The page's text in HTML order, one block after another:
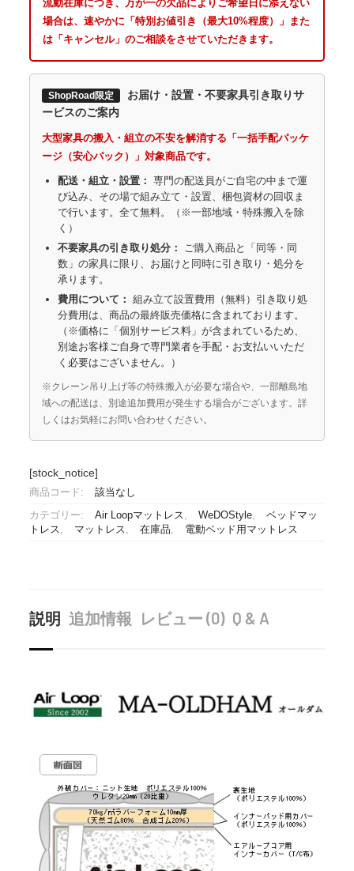
流動在庫につき、万が一の欠品によりご希望日に添えない
場合は、速やかに「特別お値引き（最大10%程度）」また
は「キャンセル」のご相談をさせていただきます。
ShopRoad限定
お届け・設置・不要家具引き取りサ
ービスのご案内
大型家具の搬入・組立の不安を解消する「一括手配パッケ
ージ（安心パック）」対象商品です。
配送・組立・設置： 専門の配送員がご自宅の中まで運
び込み、その場で組み立て・設置、梱包資材の回収ま
で行います。全て無料。（※一部地域・特殊搬入を除
く）
不要家具の引き取り処分：
ご購入商品と「同等・同
数」の家具に限り、お届けと同時に引き取り・処分を
承ります。
費用について： 組み立て設置費用（無料）引き取り処
分費用は、商品の最終販売価格に含まれております。
（※価格に「個別サービス料」が含まれているため、
別途お客様ご自身で専門業者を手配・お支払いいただ
く必要はございません。）
※クレーン吊り上げ等の特殊搬入が必要な場合や、一部離島地
域への配送は、別途追加費用が発生する場合がございます。詳
しくはお気軽にお問い合わせください。
[stock_notice]
商品コード: 該当なし
カテゴリー: Air Loopマットレス, WeDOStyle,
ベッドマッ
トレス, マットレス, 在庫品, 電動ベッド用マットレス
説明 追加情報 レビュー (0) Q & A